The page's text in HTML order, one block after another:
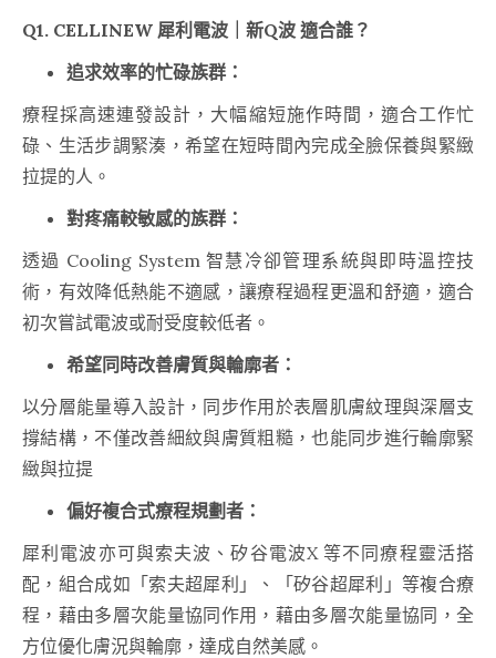
Q1. CELLINEW 犀利電波｜新Q波 適合誰？
追求效率的忙碌族群：
療程採高速連發設計，大幅縮短施作時間，適合工作忙
碌、生活步調緊湊，希望在短時間內完成全臉保養與緊緻
拉提的人。
對疼痛較敏感的族群：
透過 Cooling System 智慧冷卻管理系統與即時溫控技
術，有效降低熱能不適感，讓療程過程更溫和舒適，適合
初次嘗試電波或耐受度較低者。
希望同時改善膚質與輪廓者：
以分層能量導入設計，同步作用於表層肌膚紋理與深層支
撐結構，不僅改善細紋與膚質粗糙，也能同步進行輪廓緊
緻與拉提
偏好複合式療程規劃者：
犀利電波亦可與索夫波、矽谷電波X 等不同療程靈活搭
配，組合成如「索夫超犀利」、「矽谷超犀利」等複合療
程，藉由多層次能量協同作用，藉由多層次能量協同，全
方位優化膚況與輪廓，達成自然美感。